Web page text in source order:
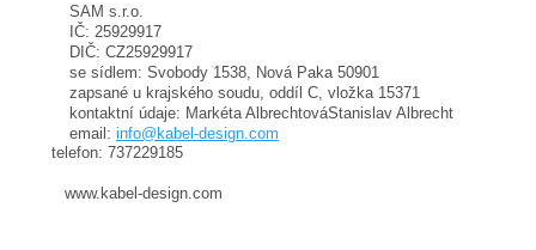
SAM s.r.o.
IČ: 25929917
DIČ: CZ25929917
se sídlem: Svobody 1538, Nová Paka 50901
zapsané u krajského soudu, oddíl C, vložka 15371
kontaktní údaje: Markéta AlbrechtováStanislav Albrecht
email: info@kabel-design.com
telefon: 737229185
www.kabel-design.com